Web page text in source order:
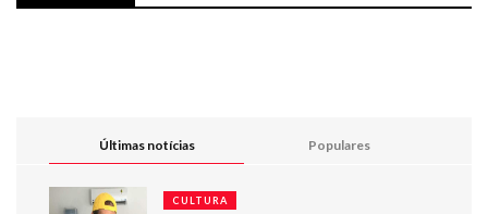
Últimas notícias Populares
CULTURA